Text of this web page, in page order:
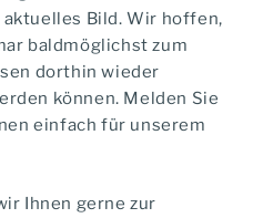
Bild. Wir hoffen,
baldmöglichst zum
dorthin wieder
können. Melden Sie
einfach für unserem
Ihnen gerne zur